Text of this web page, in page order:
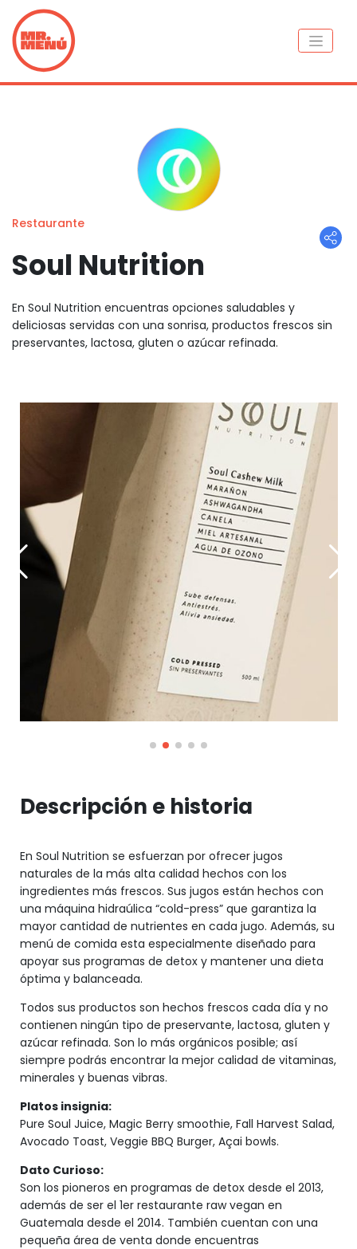
Restaurante
Soul Nutrition
En Soul Nutrition encuentras opciones saludables y
deliciosas servidas con una sonrisa, productos frescos sin
preservantes, lactosa, gluten o azúcar refinada.
Descripción e historia
En Soul Nutrition se esfuerzan por ofrecer jugos
naturales de la más alta calidad hechos con los
ingredientes más frescos. Sus jugos están hechos con
una máquina hidraúlica “cold-press” que garantiza la
mayor cantidad de nutrientes en cada jugo. Además, su
menú de comida esta especialmente diseñado para
apoyar sus programas de detox y mantener una dieta
óptima y balanceada.
Todos sus productos son hechos frescos cada día y no
contienen ningún tipo de preservante, lactosa, gluten y
azúcar refinada. Son lo más orgánicos posible; así
siempre podrás encontrar la mejor calidad de vitaminas,
minerales y buenas vibras.
Platos insignia:
Pure Soul Juice, Magic Berry smoothie, Fall Harvest Salad,
Avocado Toast, Veggie BBQ Burger, Açai bowls.
Dato Curioso:
Son los pioneros en programas de detox desde el 2013,
además de ser el 1er restaurante raw vegan en
Guatemala desde el 2014. También cuentan con una
pequeña área de venta donde encuentras